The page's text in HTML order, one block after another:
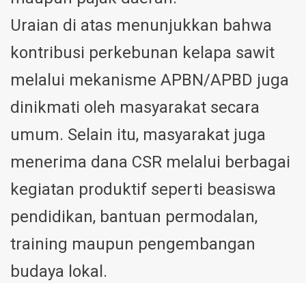
Uraian di atas menunjukkan bahwa
kontribusi perkebunan kelapa sawit
melalui mekanisme APBN/APBD juga
dinikmati oleh masyarakat secara
umum. Selain itu, masyarakat juga
menerima dana CSR melalui berbagai
kegiatan produktif seperti beasiswa
pendidikan, bantuan permodalan,
training maupun pengembangan
budaya lokal.